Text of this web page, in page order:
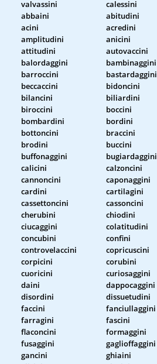
valvassini
calessini
abbaini
abitudini
acini
acredini
amplitudini
anicini
attitudini
autovaccini
balordaggini
bambinaggini
barroccini
bastardaggini
beccaccini
bidoncini
bilancini
biliardini
biroccini
boccini
bombardini
bordini
bottoncini
braccini
brodini
buccini
buffonaggini
bugiardaggini
calicini
calzoncini
cannoncini
caponaggini
cardini
cartilagini
cassettoncini
cassoncini
cherubini
chiodini
ciucaggini
colatitudini
concubini
confini
controvelaccini
copricuscini
corpicini
corubini
cuoricini
curiosaggini
daini
dappocaggini
disordini
dissuetudini
faccini
fanciullaggini
farragini
fascini
flaconcini
formaggini
fusaggini
gaglioffaggini
gancini
ghiaini